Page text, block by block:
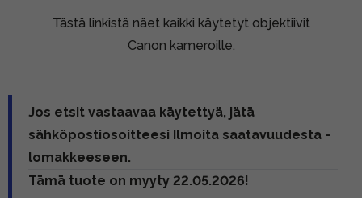
Tästä linkistä näet kaikki käytetyt objektiivit
Canon kameroille.
Jos etsit vastaavaa käytettyä, jätä
sähköpostiosoitteesi Ilmoita saatavuudesta -
lomakkeeseen.
Tämä tuote on myyty 22.05.2026!